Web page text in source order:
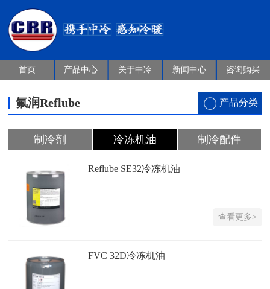
首页 产品中心 关于中冷 新闻中心 咨询购买
氟润Reflube 产品分类
制冷剂 冷冻机油 制冷配件
Reflube SE32冷冻机油
查看更多>
FVC 32D冷冻机油